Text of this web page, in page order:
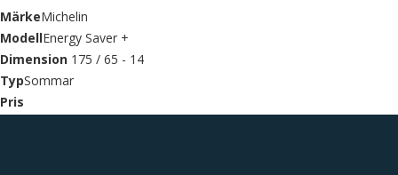
MärkeMichelin
ModellEnergy Saver +
Dimension 175 / 65 - 14
TypSommar
Pris